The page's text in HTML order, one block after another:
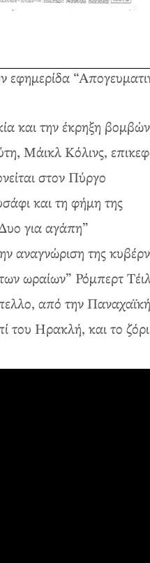
εφημερίδα
και την έκρηξη
Μάικλ Κόλινς,
στον Πύργο
και τη φήμη της
για αγάπη”
αναγνώριση της
ωραίων” Ρόμπερτ
από την
του Ηρακλή, και το